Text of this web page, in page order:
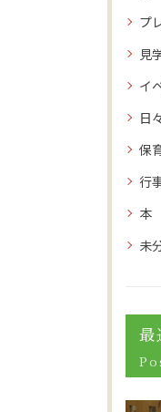
プ
見
イ
日
保
行
本
未
最